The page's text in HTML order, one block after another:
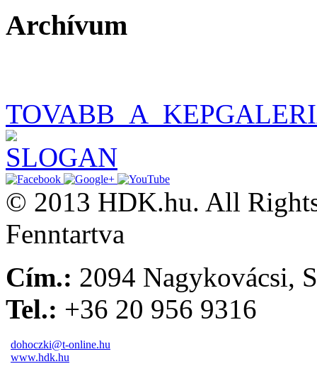
Archívum
© 2013 HDK.hu. All
Fenntartva
Cím.: 2094 Nagykovácsi,
Tel.: +36 20 956 9316
dohoczki@t-online.hu
www.hdk.hu